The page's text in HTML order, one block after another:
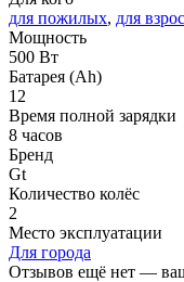
для пожилых, для
Мощность
500 Вт
Батарея (Ah)
12
Время полной зарядки
8 часов
Бренд
Gt
Количество колёс
2
Место эксплуатации
Для города
Отзывов ещё нет —